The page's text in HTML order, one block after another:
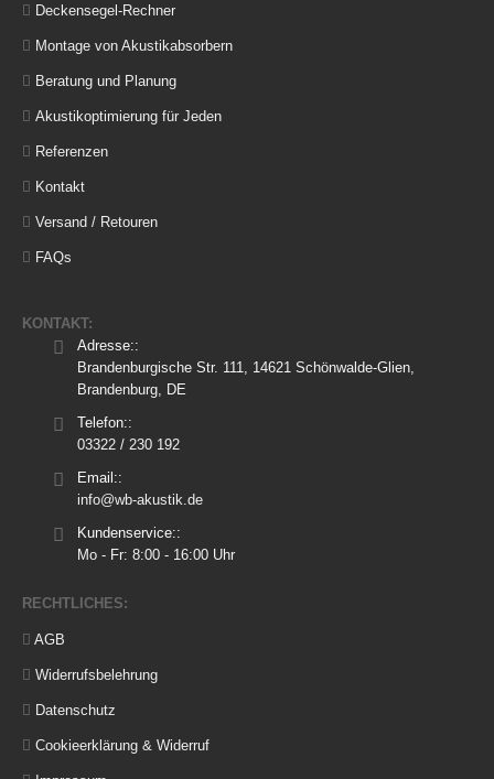
Deckensegel-Rechner
Montage von Akustikabsorbern
Beratung und Planung
Akustikoptimierung für Jeden
Referenzen
Kontakt
Versand / Retouren
FAQs
KONTAKT:
Adresse::
Brandenburgische Str. 111, 14621 Schönwalde-Glien,
Brandenburg, DE
Telefon::
03322 / 230 192
Email::
info@wb-akustik.de
Kundenservice::
Mo - Fr: 8:00 - 16:00 Uhr
RECHTLICHES:
AGB
Widerrufsbelehrung
Datenschutz
Cookieerklärung & Widerruf